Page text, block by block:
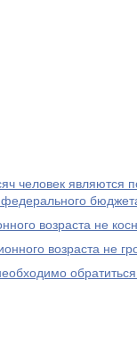
человек являются
федерального
возраста не
возраста не